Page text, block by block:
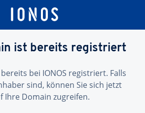
ist bereits registriert
bei IONOS registriert. Falls
sind, können Sie sich jetzt
Ihre Domain zugreifen.